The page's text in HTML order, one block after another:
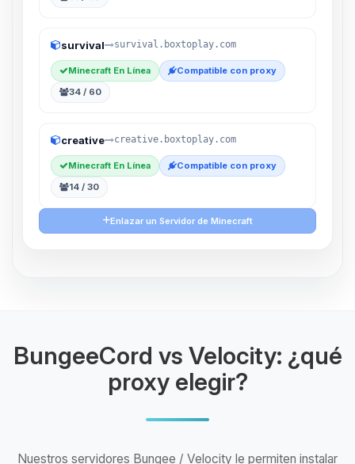
survival survival.boxtoplay.com
Minecraft En Línea
Compatible con proxy
34 / 60
creative creative.boxtoplay.com
Minecraft En Línea
Compatible con proxy
14 / 30
Enlazar un Servidor de Minecraft
BungeeCord vs Velocity: ¿qué
proxy elegir?
Nuestros servidores Bungee / Velocity le permiten instalar